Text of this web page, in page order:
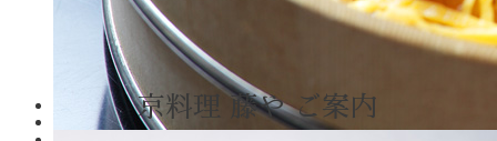
京料理 藤や ご案内